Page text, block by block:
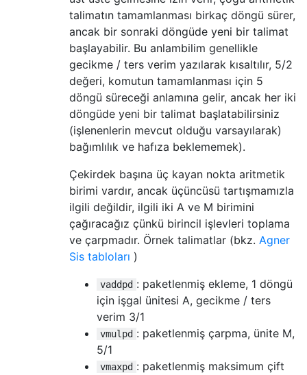
talimatın tamamlanması birkaç döngü sürer,
ancak bir sonraki döngüde yeni bir talimat
başlayabilir. Bu anlambilim genellikle
gecikme / ters verim yazılarak kısaltılır, 5/2
değeri, komutun tamamlanması için 5
döngü süreceği anlamına gelir, ancak her iki
döngüde yeni bir talimat başlatabilirsiniz
(işlenenlerin mevcut olduğu varsayılarak)
bağımlılık ve hafıza beklememek).
Çekirdek başına üç kayan nokta aritmetik
birimi vardır, ancak üçüncüsü tartışmamızla
ilgili değildir, ilgili iki A ve M birimini
çağıracağız çünkü birincil işlevleri toplama
ve çarpmadır. Örnek talimatlar (bkz. Agner
Sis tabloları )
vaddpd : paketlenmiş ekleme, 1 döngü
için işgal ünitesi A, gecikme / ters
verim 3/1
vmulpd : paketlenmiş çarpma, ünite M,
5/1
vmaxpd : paketlenmiş maksimum çift